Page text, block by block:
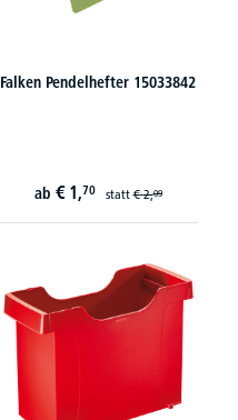
Falken Pendelhefter 15033842
ab € 1,70 statt€ 2,09